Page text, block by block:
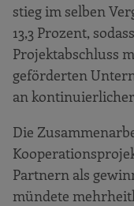
stieg im selben
13,3 Prozent,
Projektabschluss
geförderten
an
Die
Partnern als
mündete